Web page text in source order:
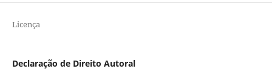
Licença
Declaração de Direito Autoral